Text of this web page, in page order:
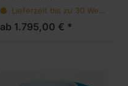
Lieferzeit bis zu 30 Werktage
ab 1.795,00 € *